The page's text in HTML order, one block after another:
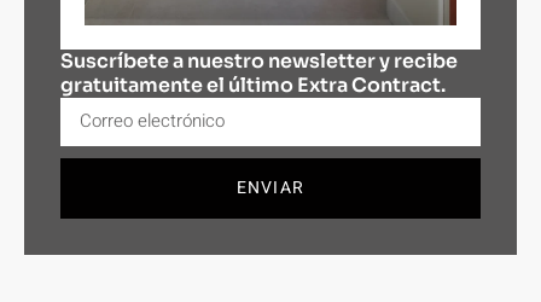
Suscríbete a nuestro newsletter y recibe
gratuitamente el último Extra Contract.
ENVIAR